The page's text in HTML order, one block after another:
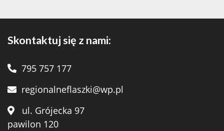
Skontaktuj się z nami:
795 757 177
regionalneflaszki@wp.pl
ul. Grójecka 97
pawilon 120